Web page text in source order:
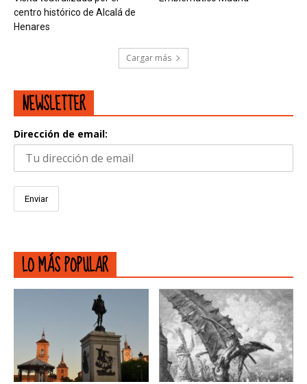
centro histórico de Alcalá de
Henares
Cargar más
NEWSLETTER
Dirección de email:
LO MÁS POPULAR